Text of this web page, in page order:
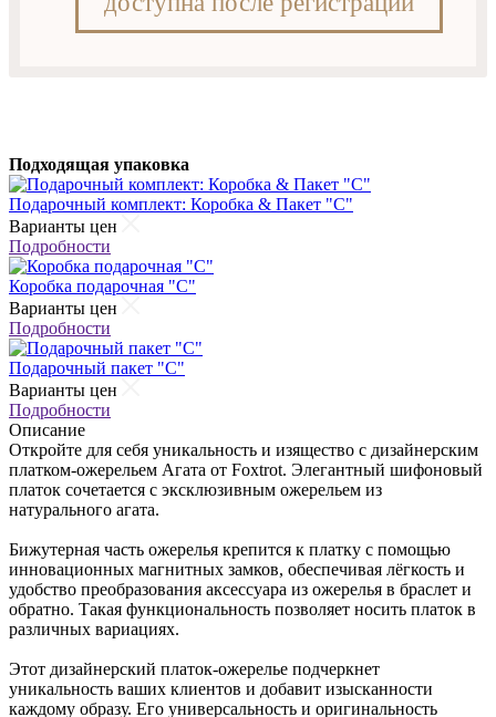
Подходящая упаковка
Подарочный комплект: Коробка & Пакет "С"
Варианты цен
Подробности
Коробка подарочная "С"
Варианты цен
Подробности
Подарочный пакет "С"
Варианты цен
Подробности
Описание
Откройте для себя уникальность и изящество с дизайнерским
платком-ожерельем Агата от Foxtrot. Элегантный шифоновый
платок сочетается с эксклюзивным ожерельем из
натурального агата.
Бижутерная часть ожерелья крепится к платку с помощью
инновационных магнитных замков, обеспечивая лёгкость и
удобство преобразования аксессуара из ожерелья в браслет и
обратно. Такая функциональность позволяет носить платок в
различных вариациях.
Этот дизайнерский платок-ожерелье подчеркнет
уникальность ваших клиентов и добавит изысканности
каждому образу. Его универсальность и оригинальность